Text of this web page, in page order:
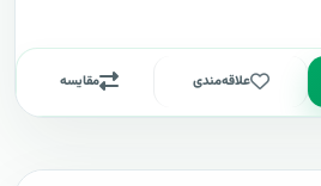
علاقه‌مندی مقایسه